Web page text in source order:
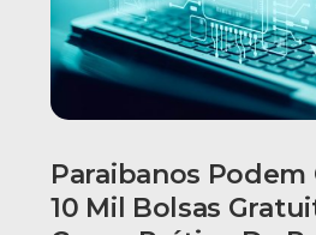
Paraibanos
10 Mil Bolsas